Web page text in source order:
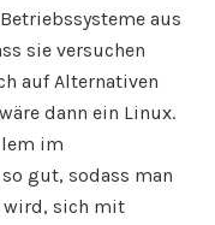
aus
sie versuchen
auf Alternativen
dann ein Linux.
im
gut, sodass man
wird, sich mit